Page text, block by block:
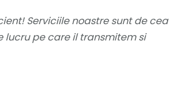
Serviciile noastre sunt de cea
pe care il transmitem si